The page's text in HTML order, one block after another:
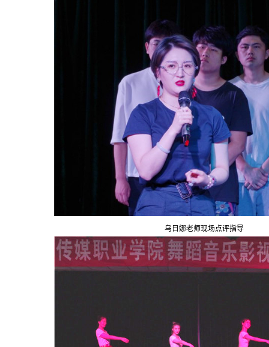
乌日娜老师现场点评指导